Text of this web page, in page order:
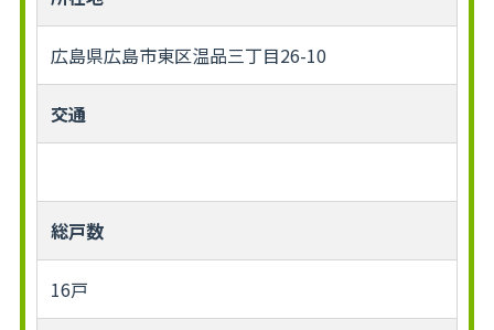
広島県広島市東区温品三丁目26-10
交通
総戸数
16戸